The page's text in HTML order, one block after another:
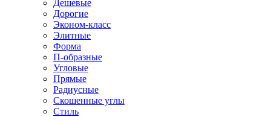
Дешевые
Дорогие
Эконом-класс
Элитные
Форма
П-образные
Угловые
Прямые
Радиусные
Скошенные углы
Стиль